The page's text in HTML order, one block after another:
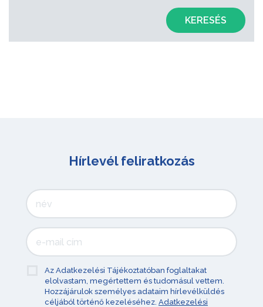
KERESÉS
Hírlevél feliratkozás
Az Adatkezelési Tájékoztatóban foglaltakat
elolvastam, megértettem és tudomásul vettem.
Hozzájárulok személyes adataim hírlevélküldés
céljából történő kezeléséhez. Adatkezelési